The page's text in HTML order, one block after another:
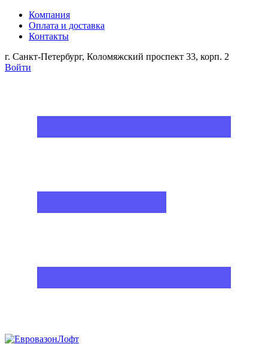
Компания
Оплата и доставка
Контакты
г. Санкт-Петербург, Коломяжский проспект 33, корп. 2
Войти